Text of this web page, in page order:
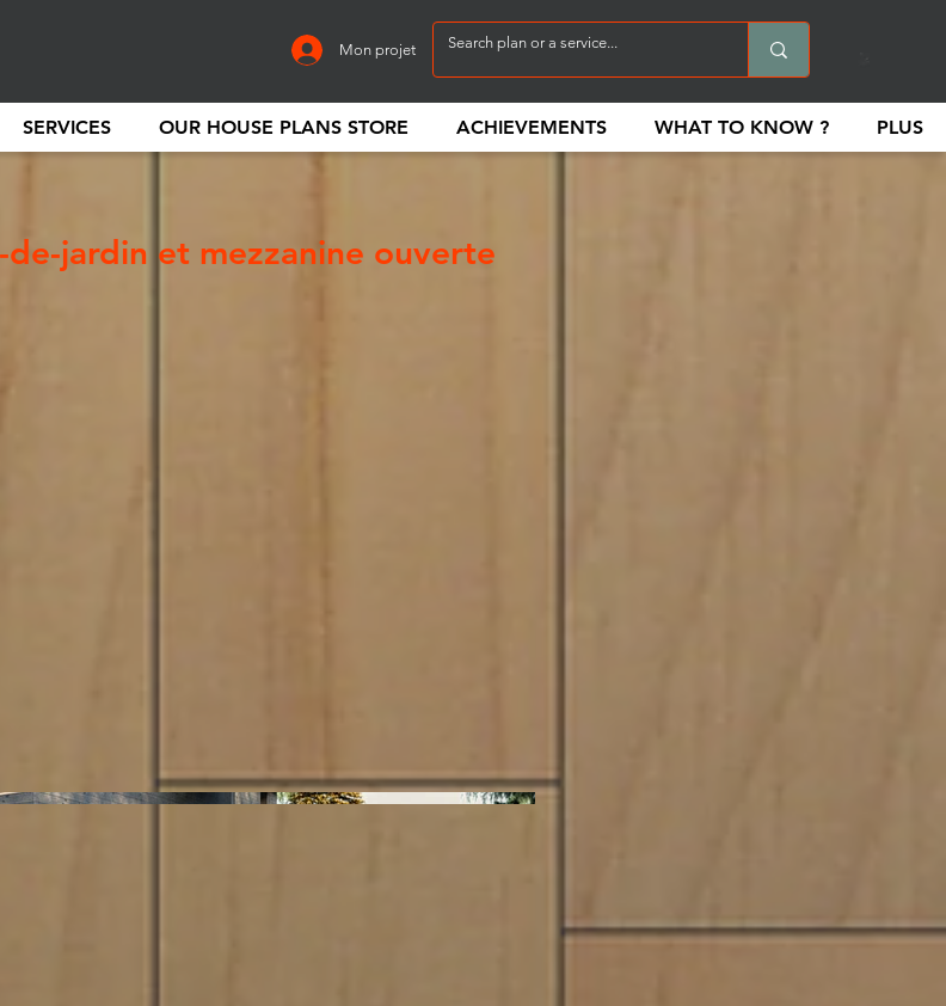
Mon projet
SERVICES OUR HOUSE PLANS STORE ACHIEVEMENTS WHAT TO KNOW ? PLUS
jardin et mezzanine ouverte